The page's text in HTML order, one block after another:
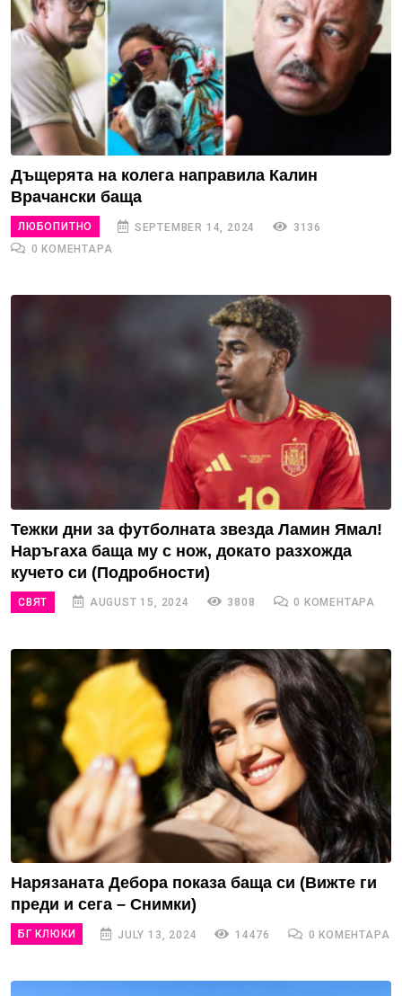
Дъщерята на колега направила Калин
Врачански баща
ЛЮБОПИТНО SEPTEMBER 14, 2024
3136
0 КОМЕНТАРА
Тежки дни за футболната звезда Ламин Ямал!
Наръгаха баща му с нож, докато разхожда
кучето си (Подробности)
СВЯТ AUGUST 15, 2024 3808 0 КОМЕНТАРА
Нарязаната Дебора показа баща си (Вижте ги
преди и сега – Снимки)
БГ КЛЮКИ JULY 13, 2024 14476 0 КОМЕНТАРА